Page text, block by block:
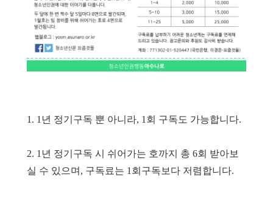
1. 1년 정기구독 뿐 아니라, 1회 구독도 가능합니다.
2. 1년 정기구독 시 쉬어가는 호까지 총 6회 받아보
실 수 있으며, 구독료는 1회구독보다 저렴합니다.